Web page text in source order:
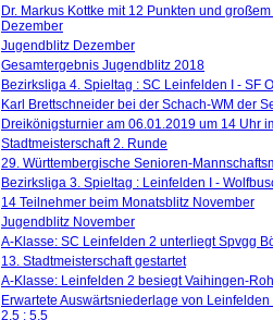
Dr. Markus Kottke mit 12 Punkten und
Dezember
Jugendblitz Dezember
Gesamtergebnis Jugendblitz 2018
Bezirksliga 4. Spieltag : SC Leinfelden I - SF
Karl Brettschneider bei der Schach-WM der
Dreikönigsturnier am 06.01.2019 um 14 Uhr
Stadtmeisterschaft 2. Runde
29. Württembergische Senioren-
Bezirksliga 3. Spieltag : Leinfelden I -
14 Teilnehmer beim Monatsblitz November
Jugendblitz November
A-Klasse: SC Leinfelden 2 unterliegt Spvgg
13. Stadtmeisterschaft gestartet
A-Klasse: Leinfelden 2 besiegt Vaihingen-
Erwartete Auswärtsniederlage von
2,5 : 5,5